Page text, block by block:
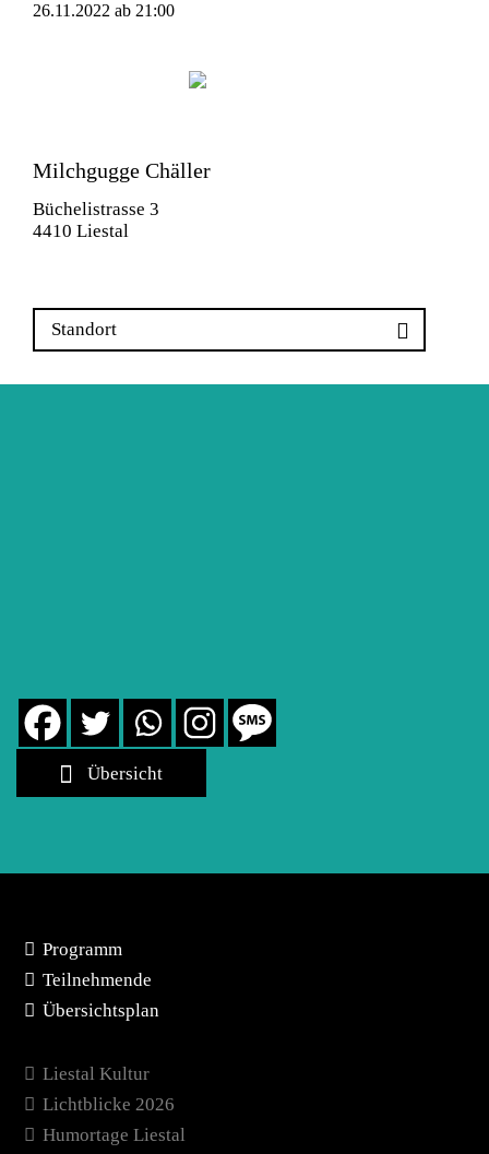
26.11.2022 ab 21:00
Milchgugge Chäller
Büchelistrasse 3
4410 Liestal
Standort
Übersicht
Programm
Teilnehmende
Übersichtsplan
Liestal Kultur
Lichtblicke 2026
Humortage Liestal